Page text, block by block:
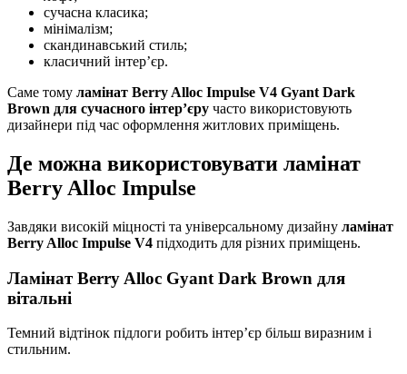
сучасна класика;
мінімалізм;
скандинавський стиль;
класичний інтер’єр.
Саме тому ламінат Berry Alloc Impulse V4 Gyant Dark
Brown для сучасного інтер’єру часто використовують
дизайнери під час оформлення житлових приміщень.
Де можна використовувати ламінат
Berry Alloc Impulse
Завдяки високій міцності та універсальному дизайну ламінат
Berry Alloc Impulse V4 підходить для різних приміщень.
Ламінат Berry Alloc Gyant Dark Brown для
вітальні
Темний відтінок підлоги робить інтер’єр більш виразним і
стильним.